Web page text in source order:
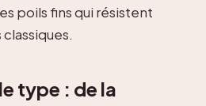
poils fins qui résistent
classiques.
type : de la